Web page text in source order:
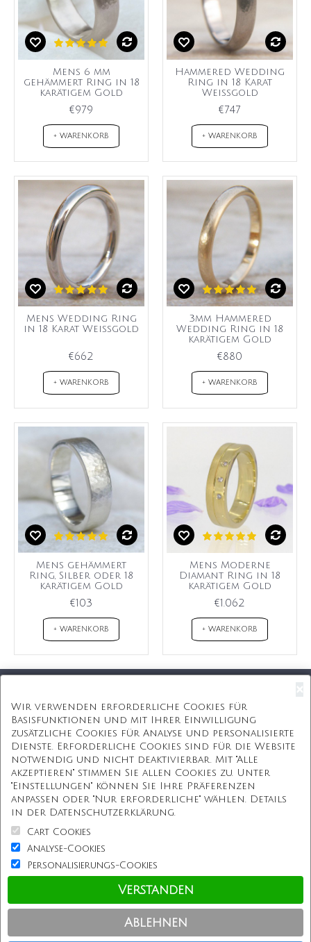
Mens 6 mm
gehämmert Ring in 18
karätigem Gold
€979
+ WARENKORB
Hammered Wedding
Ring in 18 Karat
Weißgold
€747
+ WARENKORB
Mens Wedding Ring
in 18 Karat Weißgold
€662
+ WARENKORB
3mm Hammered
Wedding Ring in 18
karätigem Gold
€880
+ WARENKORB
Mens gehämmert
Ring, Silber oder 18
karätigem Gold
€103
+ WARENKORB
Mens Moderne
Diamant Ring in 18
karätigem Gold
€1.062
+ WARENKORB
Kostenlose Geschenkbox
Kostenlose Gravur
Unbegrenzte Redesign
ÜBER UNS
Information
Kundenservice
Einkaufen bei uns
Copyright © Personalisierterekette.De, Alle Rechte vorbehalten.
Wir verwenden erforderliche Cookies für
Basisfunktionen und mit Ihrer Einwilligung
zusätzliche Cookies für Analyse und personalisierte
Dienste. Erforderliche Cookies sind für die Website
notwendig und nicht deaktivierbar. Mit "Alle
akzeptieren" stimmen Sie allen Cookies zu. Unter
"Einstellungen" können Sie Ihre Präferenzen
anpassen oder "Nur erforderliche" wählen. Details
in der Datenschutzerklärung.
Cart Cookies
Analyse-Cookies
Personalisierungs-Cookies
Verstanden
Ablehnen